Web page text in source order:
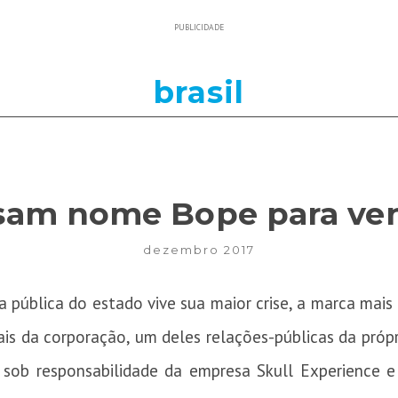
PUBLICIDADE
brasil
nome Bope para
dezembro 2017
pública do estado vive sua maior crise, a marca
da corporação, um deles relações-públicas da
responsabilidade da empresa Skull Experience